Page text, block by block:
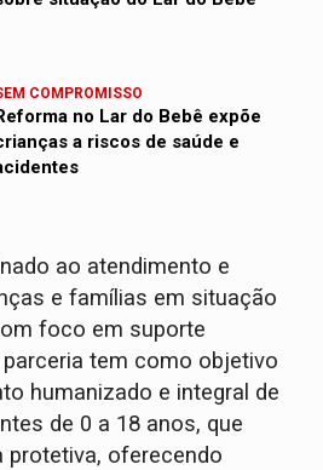
COMPROMISSO
no Lar do Bebê expõe
a riscos de saúde e
ao atendimento e
e famílias em situação
foco em suporte
tem como objetivo
humanizado e integral de
de 0 a 18 anos, que
protetiva, oferecendo